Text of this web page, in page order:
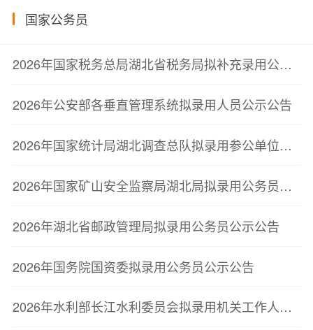
国家公务员
2026年国家税务总局湖北省税务局拟补充录用公务员公示公告（第一批）
2026年公安部各垂直管理系统拟录用人员公示公告
2026年国家统计局湖北调查总队拟录用参公单位工作人员公示公告
2026年国家矿山安全监察局湖北局拟录用公务员公示公告
2026年湖北省邮政管理局拟录用公务员公示公告
2026年国务院国资委拟录用公务员公示公告
2026年水利部长江水利委员会拟录用机关工作人员公示公告